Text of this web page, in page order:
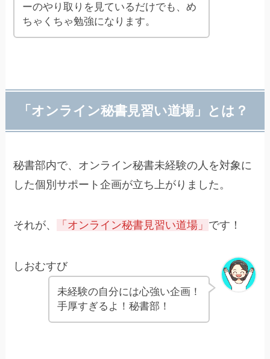
ーのやり取りを見ているだけでも、め
ちゃくちゃ勉強になります。
「オンライン秘書見習い道場」とは？
秘書部内で、オンライン秘書未経験の人を対象に
した個別サポート企画が立ち上がりました。
それが、 「オンライン秘書見習い道場」 です！
しおむすび
未経験の自分には心強い企画！
手厚すぎるよ！秘書部！